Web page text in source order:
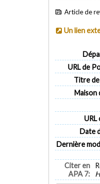
Article de
Un lien
URL de
Titre
Maison
URL
Date
Dernière
Citer en
APA 7: